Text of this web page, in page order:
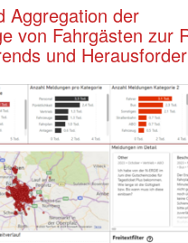
Aggregation der
von Fahrgästen zur
und